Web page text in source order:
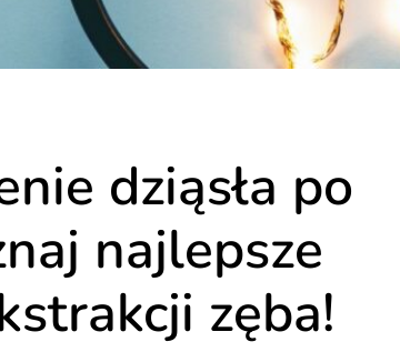
dziąsła po
najlepsze
zęba!